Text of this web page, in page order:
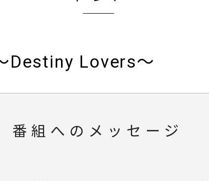
Destiny Lovers～
番組へのメッセージ